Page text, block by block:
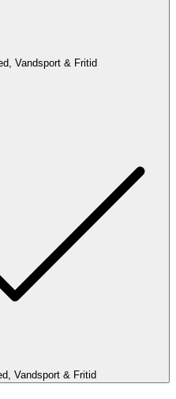
Vandsport & Fritid
Vandsport & Fritid